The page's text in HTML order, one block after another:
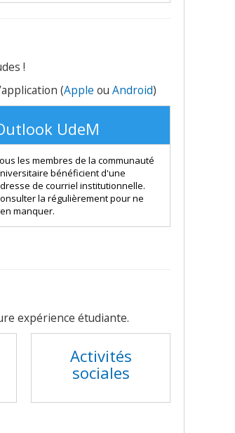
!
(Apple ou Android)
UdeM
les membres de la communauté
bénéficient d'une
de courriel institutionnelle.
la régulièrement pour ne
manquer.
expérience étudiante.
Activités
sociales